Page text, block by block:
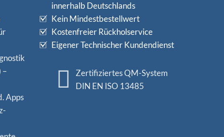
–
Apps
innerhalb Deutschlands
Kein Mindestbestellwert
Kostenfreier Rückholservice
Eigener Technischer Kundendienst
Zertifiziertes QM-System
DIN EN ISO 13485